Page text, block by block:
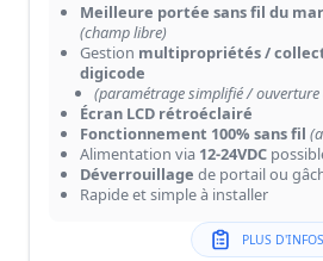
Meilleure portée sans fil du
(champ libre)
Gestion multipropriétés /
digicode
(paramétrage simplifié / ouverture
Écran LCD rétroéclairé
Fonctionnement 100% sans fil
Alimentation via 12-24VDC
Déverrouillage de portail ou
Rapide et simple à installer
PLUS D'INFOS